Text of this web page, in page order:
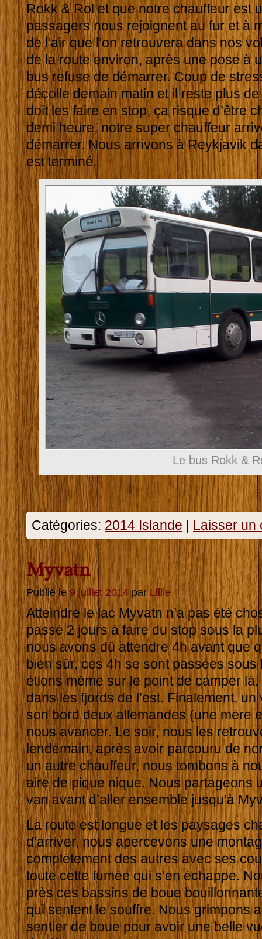
Rokk & Rol et que notre chauffeur est
passagers nous rejoignent au fur et à
de l’air que l’on retrouvera dans nos
de la route environ, après une pose à
bus refuse de démarrer. Coup de
décolle demain matin et il reste plus
doit les faire en stop, ça risque d’être
demi heure, notre super chauffeur
démarrer. Nous arrivons à Reykjavik
est terminé.
Le bus Rokk &
Catégories: 2014 Islande | Laisser un
Myvatn
Publié le 9 juillet 2014 par Lillie
Atteindre le lac Myvatn n’a pas été
passé 2 jours à faire du stop sous la
nous avons dû attendre 4h avant que
bien sûr, ces 4h se sont passées
étions même sur le point de camper
dans les fjords de l’est. Finalement, un
son bord deux allemandes (une mère
nous avancer. Le soir, nous les
lendemain, après avoir parcouru de
un autre chauffeur, nous tombons à
aire de pique nique. Nous partageons
van avant d’aller ensemble jusqu’à
La route est longue et les paysages
d’arriver, nous apercevons une
complétement des autres avec ses
toute cette fumée qui s’en échappe.
près ces bassins de boue
qui sentent le souffre. Nous grimpons
sentier de boue pour avoir une belle